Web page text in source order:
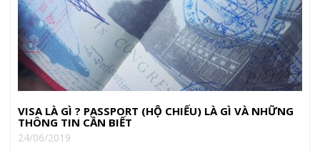
VISA LÀ GÌ ? PASSPORT (HỘ CHIẾU) LÀ GÌ VÀ NHỮNG
THÔNG TIN CẦN BIẾT
24/06/2019